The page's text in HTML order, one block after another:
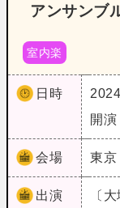
アンサンブ
室内楽
日時
開
会場 東京
出演
〔